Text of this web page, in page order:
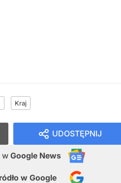
Kraj
UDOSTĘPNIJ
w Google News
w Google